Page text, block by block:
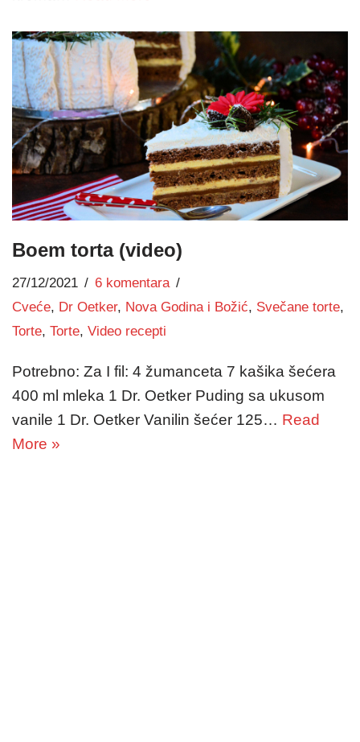
Boem torta (video)
27/12/2021
6 komentara
Cveće, Dr Oetker, Nova Godina i Božić, Svečane torte,
Torte, Torte, Video recepti
Potrebno: Za I fil: 4 žumanceta 7 kašika šećera
400 ml mleka 1 Dr. Oetker Puding sa ukusom
vanile 1 Dr. Oetker Vanilin šećer 125… Read
More »